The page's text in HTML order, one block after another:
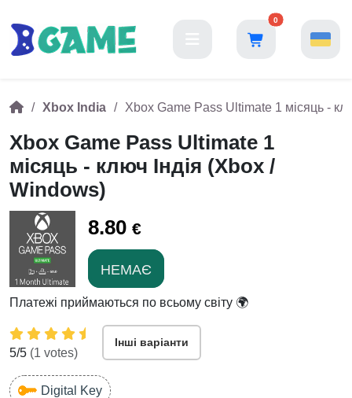
0
Xbox India Xbox Game Pass Ultimate 1 місяць -
Xbox Game Pass Ultimate 1
місяць - ключ Індія (Xbox /
Windows)
8.80 €
НЕМАЄ
Платежі приймаються по всьому світу 🌍
5/5 (1 votes)
Інші варіанти
Digital Key